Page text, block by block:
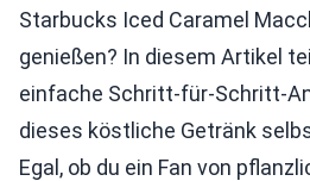
Starbucks Iced Caramel
genießen? In diesem Artikel
einfache Schritt-für-Schritt-
dieses köstliche Getränk
Egal, ob du ein Fan von